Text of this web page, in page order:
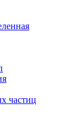
частиц